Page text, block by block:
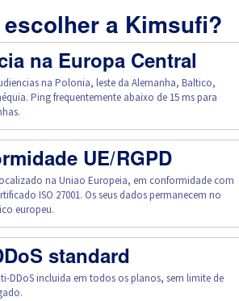
escolher a Kimsufi?
na Europa Central
na Polonia, leste da Alemanha, Baltico,
Ping frequentemente abaixo de 15 ms para
UE/RGPD
na Uniao Europeia, em conformidade com
ISO 27001. Os seus dados permanecem no
europeu.
standard
DDoS incluida em todos os planos, sem limite de